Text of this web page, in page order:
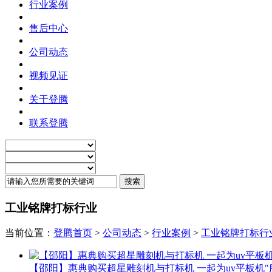
行业案例
售后中心
公司动态
视频见证
关于登腾
联系登腾
工业铭牌打标行业
当前位置： 登腾首页 > 公司动态 > 行业案例 > 工业铭牌打标行
【邵阳】惠典购买超星雕刻机与打标机 一起为uv平板机"